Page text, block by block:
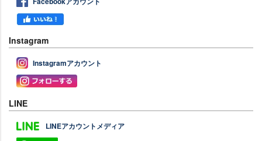
Instagram
Instagramアカウント
LINE
LINEアカウントメディア